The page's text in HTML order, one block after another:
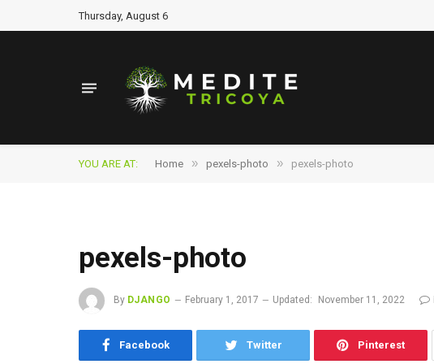
Thursday, August 6
YOU ARE AT: Home » pexels-photo » pexels-photo
pexels-photo
By DJANGO February 1, 2017 Updated: November 11, 2022
Facebook Twitter Pinterest